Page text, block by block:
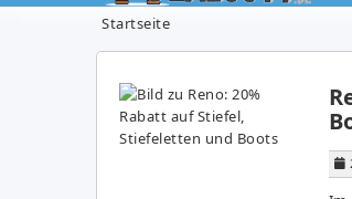
Startseite